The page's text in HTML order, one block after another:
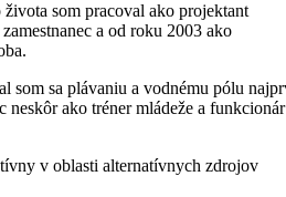
som pracoval ako projektant
a od roku 2003 ako
som sa plávaniu a vodnému pólu
neskôr ako tréner mládeže a funkcionár
v oblasti alternatívnych zdrojov